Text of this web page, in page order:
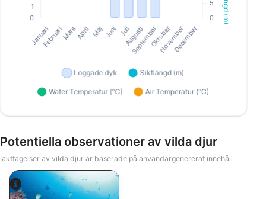
Potentiella observationer av vilda djur
Iakttagelser av vilda djur är baserade på användargenererat innehåll